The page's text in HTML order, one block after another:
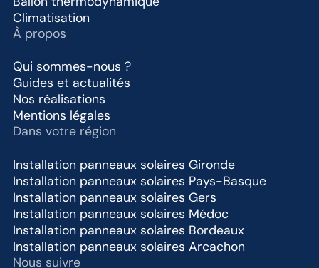
Climatisation
À propos
Qui sommes-nous ?
Guides et actualités
Nos réalisations
Mentions légales
Dans votre région
Installation panneaux solaires Gironde
Installation panneaux solaires Pays-Basque
Installation panneaux solaires Gers
Installation panneaux solaires Médoc
Installation panneaux solaires Bordeaux
Installation panneaux solaires Arcachon
Nous suivre